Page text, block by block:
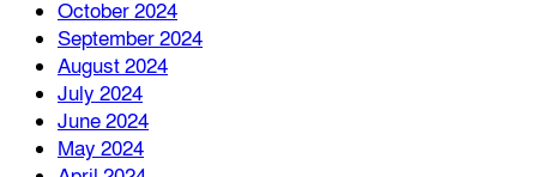
October 2024
September 2024
August 2024
July 2024
June 2024
May 2024